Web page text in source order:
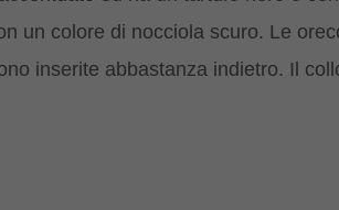
un colore di nocciola scuro. Le
inserite abbastanza indietro. Il